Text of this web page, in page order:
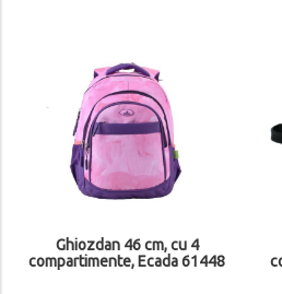
Ghiozdan 46 cm, cu 4
compartimente, Ecada 61448